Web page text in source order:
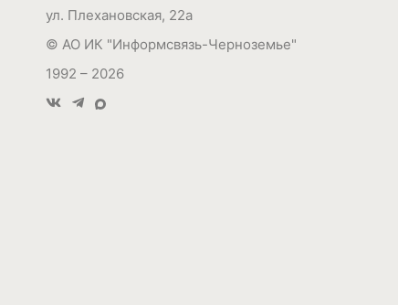
ул. Плехановская, 22а
© АО ИК "Информсвязь-Черноземье"
1992 – 2026